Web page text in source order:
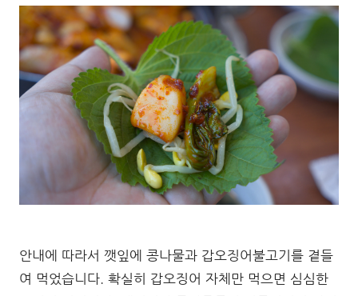
안내에 따라서 깻잎에 콩나물과 갑오징어불고기를 곁들
여 먹었습니다. 확실히 갑오징어 자체만 먹으면 심심한